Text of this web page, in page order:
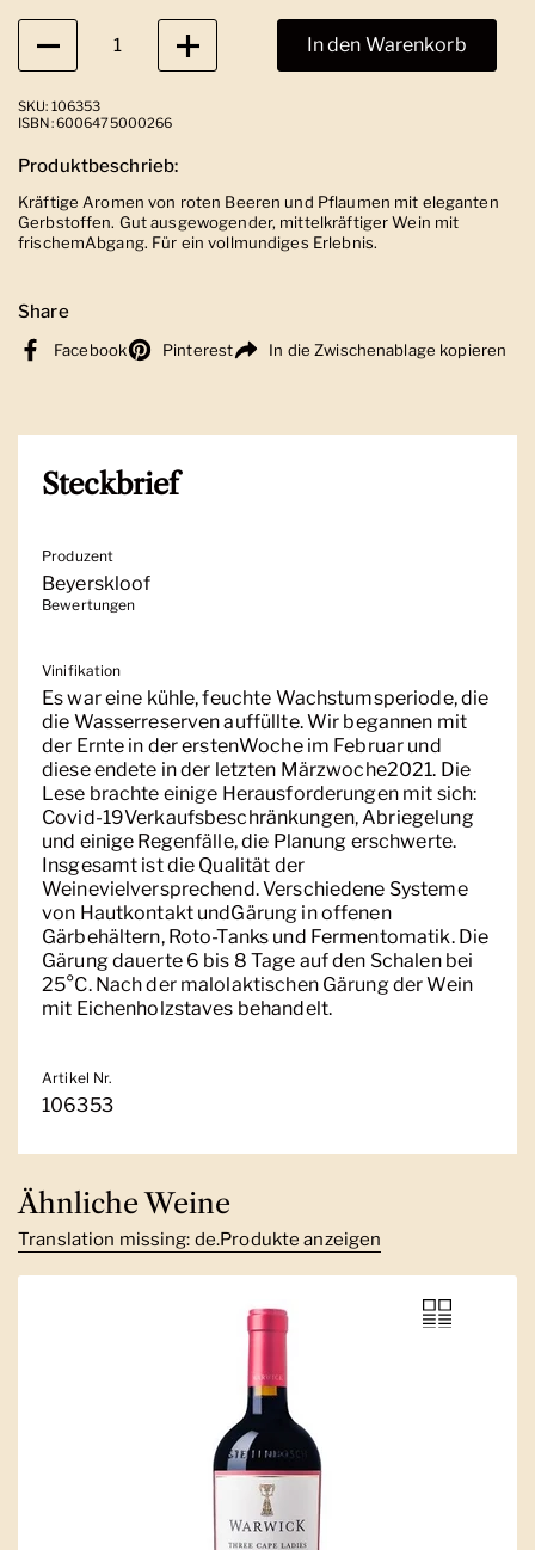
Anzahl
In den Warenkorb
SKU: 106353
ISBN: 6006475000266
Produktbeschrieb:
Kräftige Aromen von roten Beeren und Pflaumen mit eleganten
Gerbstoffen. Gut ausgewogender, mittelkräftiger Wein mit
frischemAbgang. Für ein vollmundiges Erlebnis.
Share
Facebook Pinterest In die Zwischenablage kopieren
Steckbrief
Produzent
Beyerskloof
Bewertungen
Vinifikation
Es war eine kühle, feuchte Wachstumsperiode, die
die Wasserreserven auffüllte. Wir begannen mit
der Ernte in der erstenWoche im Februar und
diese endete in der letzten Märzwoche2021. Die
Lese brachte einige Herausforderungen mit sich:
Covid-19Verkaufsbeschränkungen, Abriegelung
und einige Regenfälle, die Planung erschwerte.
Insgesamt ist die Qualität der
Weinevielversprechend. Verschiedene Systeme
von Hautkontakt undGärung in offenen
Gärbehältern, Roto-Tanks und Fermentomatik. Die
Gärung dauerte 6 bis 8 Tage auf den Schalen bei
25°C. Nach der malolaktischen Gärung der Wein
mit Eichenholzstaves behandelt.
Artikel Nr.
106353
Ähnliche Weine
Translation missing: de.Produkte anzeigen